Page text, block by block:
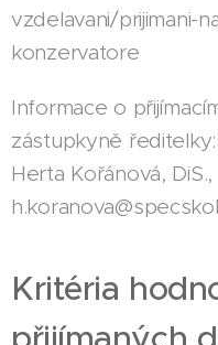
vzdelavani/prijimani-
konzervatore
Informace o
zástupkyně ředitelky:
Herta Kořánová,
Kritéria